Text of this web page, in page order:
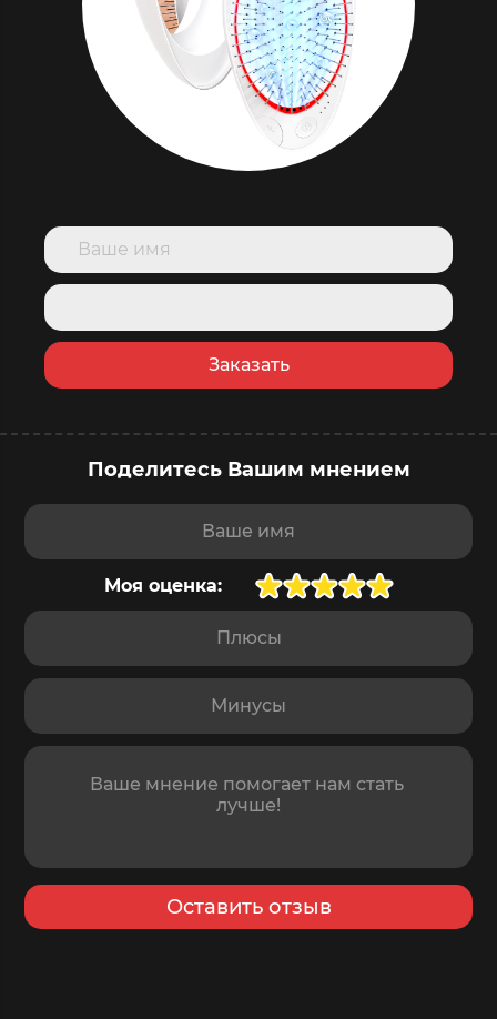
Заказать
купить сейчас
в корзину
Поделитесь Вашим мнением
Моя оценка:
Ваше имя
Плюсы
Минусы
Отзыв
Оставить отзыв